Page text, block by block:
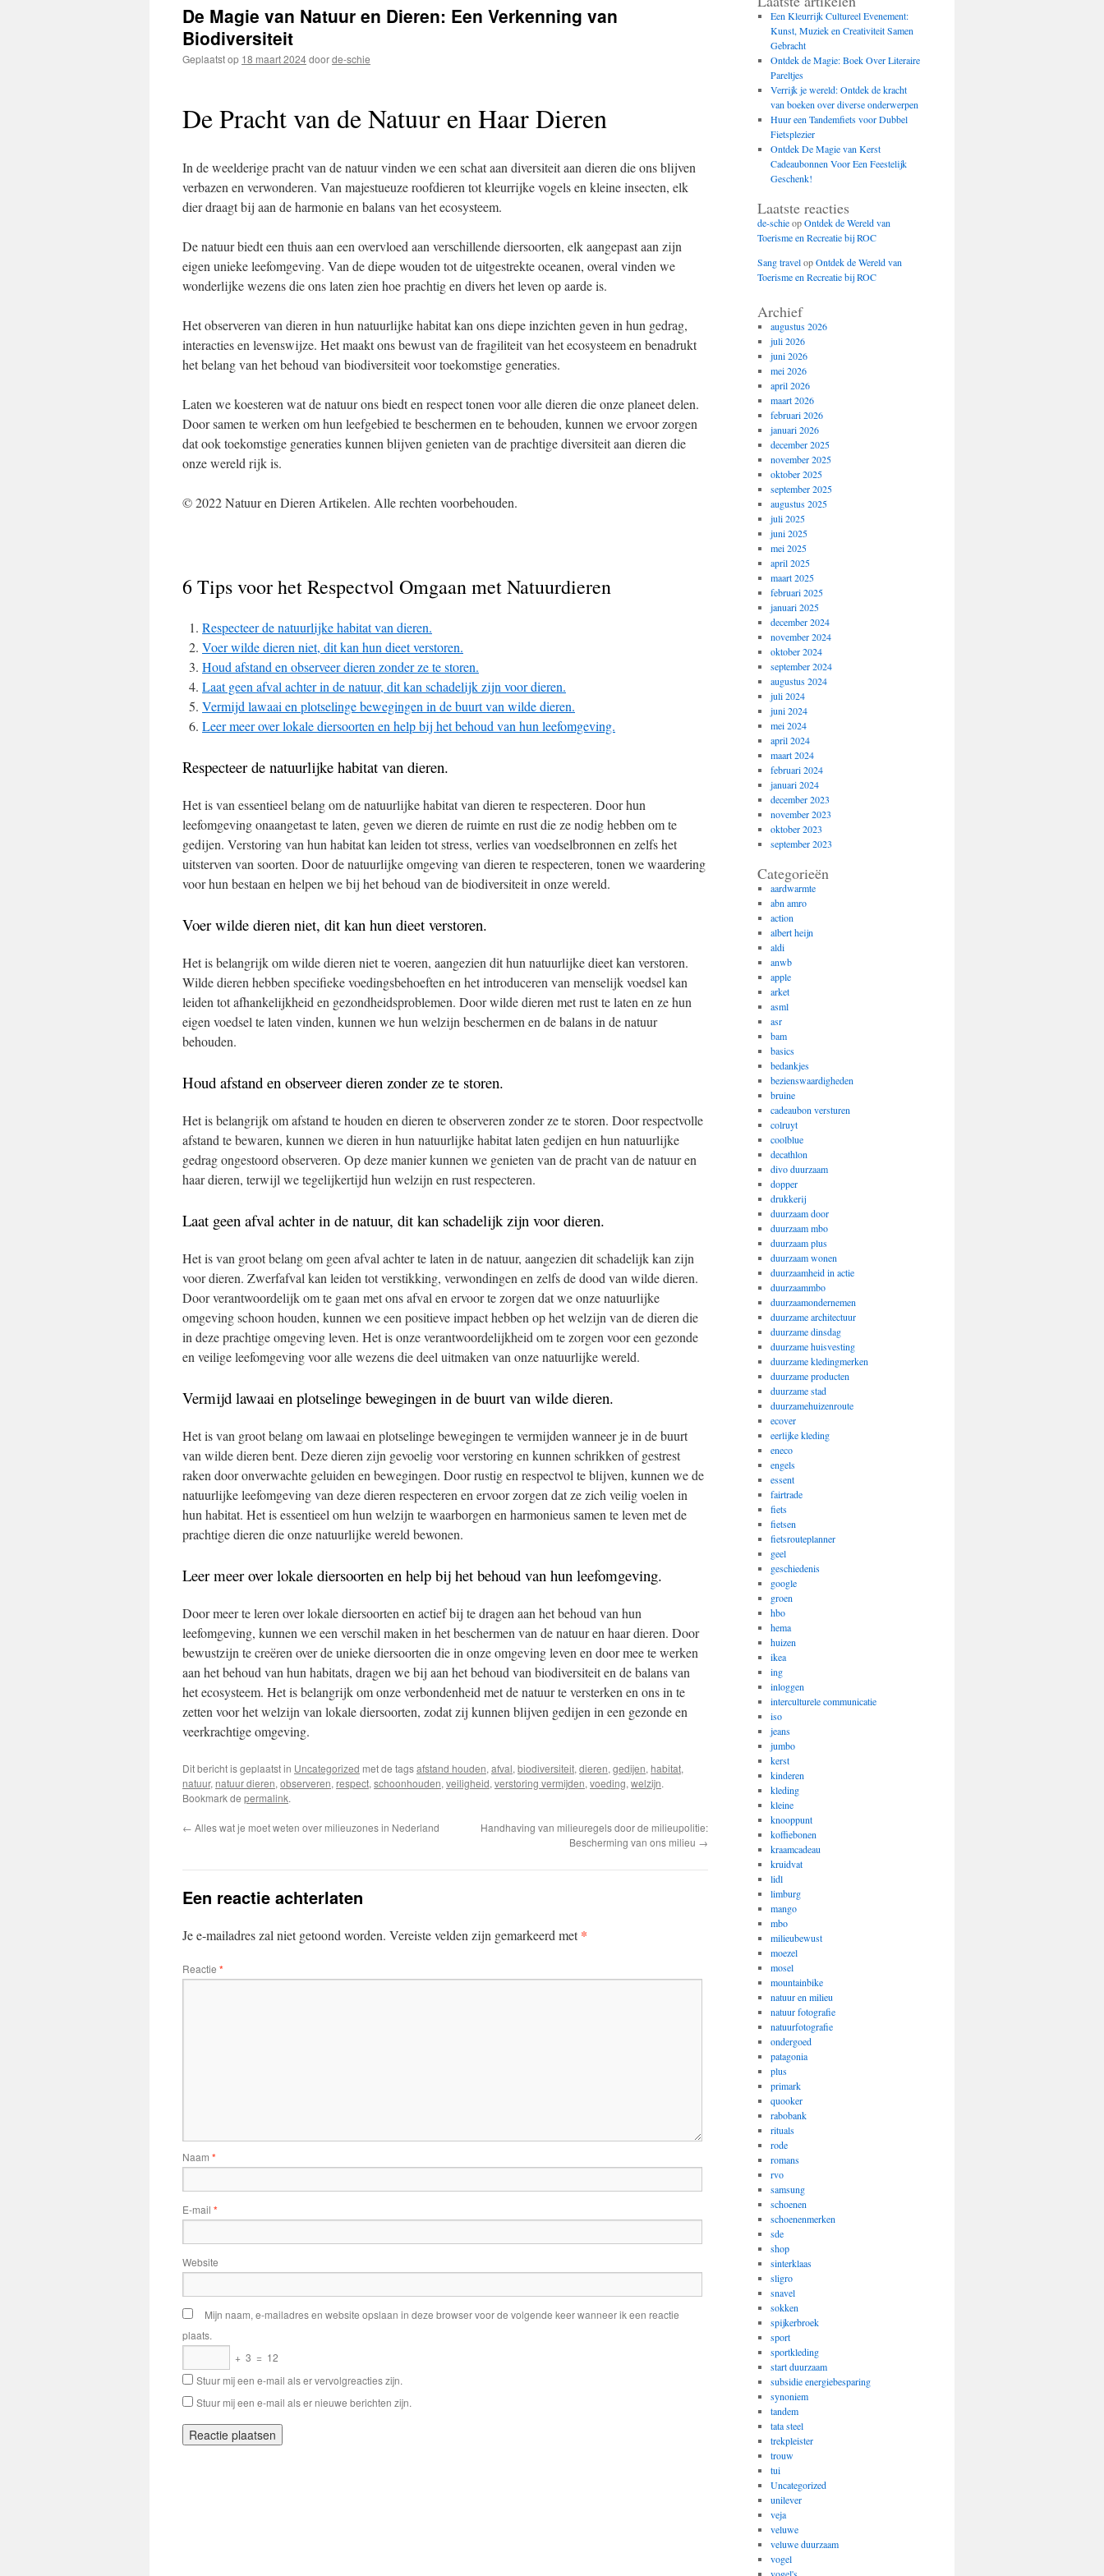
De Magie van Natuur en Dieren: Een Verkenning van
Biodiversiteit
Geplaatst op 18 maart 2024doorde-schie
De Pracht van de Natuur en Haar Dieren
In de weelderige pracht van de natuur vinden we een schat aan diversiteit aan dieren die ons blijven
verbazen en verwonderen. Van majestueuze roofdieren tot kleurrijke vogels en kleine insecten, elk
dier draagt bij aan de harmonie en balans van het ecosysteem.
De natuur biedt een thuis aan een overvloed aan verschillende diersoorten, elk aangepast aan zijn
eigen unieke leefomgeving. Van de diepe wouden tot de uitgestrekte oceanen, overal vinden we
wonderlijke wezens die ons laten zien hoe prachtig en divers het leven op aarde is.
Het observeren van dieren in hun natuurlijke habitat kan ons diepe inzichten geven in hun gedrag,
interacties en levenswijze. Het maakt ons bewust van de fragiliteit van het ecosysteem en benadrukt
het belang van het behoud van biodiversiteit voor toekomstige generaties.
Laten we koesteren wat de natuur ons biedt en respect tonen voor alle dieren die onze planeet delen.
Door samen te werken om hun leefgebied te beschermen en te behouden, kunnen we ervoor zorgen
dat ook toekomstige generaties kunnen blijven genieten van de prachtige diversiteit aan dieren die
onze wereld rijk is.
© 2022 Natuur en Dieren Artikelen. Alle rechten voorbehouden.
6 Tips voor het Respectvol Omgaan met Natuurdieren
Respecteer de natuurlijke habitat van dieren.
Voer wilde dieren niet, dit kan hun dieet verstoren.
Houd afstand en observeer dieren zonder ze te storen.
Laat geen afval achter in de natuur, dit kan schadelijk zijn voor dieren.
Vermijd lawaai en plotselinge bewegingen in de buurt van wilde dieren.
Leer meer over lokale diersoorten en help bij het behoud van hun leefomgeving.
Respecteer de natuurlijke habitat van dieren.
Het is van essentieel belang om de natuurlijke habitat van dieren te respecteren. Door hun
leefomgeving onaangetast te laten, geven we dieren de ruimte en rust die ze nodig hebben om te
gedijen. Verstoring van hun habitat kan leiden tot stress, verlies van voedselbronnen en zelfs het
uitsterven van soorten. Door de natuurlijke omgeving van dieren te respecteren, tonen we waardering
voor hun bestaan en helpen we bij het behoud van de biodiversiteit in onze wereld.
Voer wilde dieren niet, dit kan hun dieet verstoren.
Het is belangrijk om wilde dieren niet te voeren, aangezien dit hun natuurlijke dieet kan verstoren.
Wilde dieren hebben specifieke voedingsbehoeften en het introduceren van menselijk voedsel kan
leiden tot afhankelijkheid en gezondheidsproblemen. Door wilde dieren met rust te laten en ze hun
eigen voedsel te laten vinden, kunnen we hun welzijn beschermen en de balans in de natuur
behouden.
Houd afstand en observeer dieren zonder ze te storen.
Het is belangrijk om afstand te houden en dieren te observeren zonder ze te storen. Door respectvolle
afstand te bewaren, kunnen we dieren in hun natuurlijke habitat laten gedijen en hun natuurlijke
gedrag ongestoord observeren. Op deze manier kunnen we genieten van de pracht van de natuur en
haar dieren, terwijl we tegelijkertijd hun welzijn en rust respecteren.
Laat geen afval achter in de natuur, dit kan schadelijk zijn voor dieren.
Het is van groot belang om geen afval achter te laten in de natuur, aangezien dit schadelijk kan zijn
voor dieren. Zwerfafval kan leiden tot verstikking, verwondingen en zelfs de dood van wilde dieren.
Door verantwoordelijk om te gaan met ons afval en ervoor te zorgen dat we onze natuurlijke
omgeving schoon houden, kunnen we een positieve impact hebben op het welzijn van de dieren die
in deze prachtige omgeving leven. Het is onze verantwoordelijkheid om te zorgen voor een gezonde
en veilige leefomgeving voor alle wezens die deel uitmaken van onze natuurlijke wereld.
Vermijd lawaai en plotselinge bewegingen in de buurt van wilde dieren.
Het is van groot belang om lawaai en plotselinge bewegingen te vermijden wanneer je in de buurt
van wilde dieren bent. Deze dieren zijn gevoelig voor verstoring en kunnen schrikken of gestrest
raken door onverwachte geluiden en bewegingen. Door rustig en respectvol te blijven, kunnen we de
natuurlijke leefomgeving van deze dieren respecteren en ervoor zorgen dat ze zich veilig voelen in
hun habitat. Het is essentieel om hun welzijn te waarborgen en harmonieus samen te leven met de
prachtige dieren die onze natuurlijke wereld bewonen.
Leer meer over lokale diersoorten en help bij het behoud van hun leefomgeving.
Door meer te leren over lokale diersoorten en actief bij te dragen aan het behoud van hun
leefomgeving, kunnen we een verschil maken in het beschermen van de natuur en haar dieren. Door
bewustzijn te creëren over de unieke diersoorten die in onze omgeving leven en door mee te werken
aan het behoud van hun habitats, dragen we bij aan het behoud van biodiversiteit en de balans van
het ecosysteem. Het is belangrijk om onze verbondenheid met de natuur te versterken en ons in te
zetten voor het welzijn van lokale diersoorten, zodat zij kunnen blijven gedijen in een gezonde en
veerkrachtige omgeving.
Dit bericht is geplaatst in Uncategorized met de tagsafstand houden, afval, biodiversiteit, dieren, gedijen, habitat,
natuur, natuur dieren, observeren, respect, schoonhouden, veiligheid, verstoring vermijden, voeding, welzijn.
Bookmark de permalink.
← Alles wat je moet weten over milieuzones in Nederland
Handhaving van milieuregels door de milieupolitie:
Bescherming van ons milieu →
Een reactie achterlaten
Je e-mailadres zal niet getoond worden. Vereiste velden zijn gemarkeerd met*
Reactie *
Naam *
E-mail *
Website
Mijn naam, e-mailadres en website opslaan in deze browser voor de volgende keer wanneer ik een reactie
plaats.
+ 3 = 12
Stuur mij een e-mail als er vervolgreacties zijn.
Stuur mij een e-mail als er nieuwe berichten zijn.
Een Kleurrijk Cultureel Evenement:
Kunst, Muziek en Creativiteit Samen
Gebracht
Ontdek de Magie: Boek Over Literaire
Pareltjes
Verrijk je wereld: Ontdek de kracht
van boeken over diverse onderwerpen
Huur een Tandemfiets voor Dubbel
Fietsplezier
Ontdek De Magie van Kerst
Cadeaubonnen Voor Een Feestelijk
Geschenk!
Laatste reacties
de-schieopOntdek de Wereld van
Toerisme en Recreatie bij ROC
Sang travelopOntdek de Wereld van
Toerisme en Recreatie bij ROC
Archief
augustus 2026
juli 2026
juni 2026
mei 2026
april 2026
maart 2026
februari 2026
januari 2026
december 2025
november 2025
oktober 2025
september 2025
augustus 2025
juli 2025
juni 2025
mei 2025
april 2025
maart 2025
februari 2025
januari 2025
december 2024
november 2024
oktober 2024
september 2024
augustus 2024
juli 2024
juni 2024
mei 2024
april 2024
maart 2024
februari 2024
januari 2024
december 2023
november 2023
oktober 2023
september 2023
Categorieën
aardwarmte
abn amro
action
albert heijn
aldi
anwb
apple
arket
asml
asr
bam
basics
bedankjes
bezienswaardigheden
bruine
cadeaubon versturen
colruyt
coolblue
decathlon
divo duurzaam
dopper
drukkerij
duurzaam door
duurzaam mbo
duurzaam plus
duurzaam wonen
duurzaamheid in actie
duurzaammbo
duurzaamondernemen
duurzame architectuur
duurzame dinsdag
duurzame huisvesting
duurzame kledingmerken
duurzame producten
duurzame stad
duurzamehuizenroute
ecover
eerlijke kleding
eneco
engels
essent
fairtrade
fiets
fietsen
fietsrouteplanner
geel
geschiedenis
google
groen
hbo
hema
huizen
ikea
ing
inloggen
interculturele communicatie
iso
jeans
jumbo
kerst
kinderen
kleding
kleine
knooppunt
koffiebonen
kraamcadeau
kruidvat
lidl
limburg
mango
mbo
milieubewust
moezel
mosel
mountainbike
natuur en milieu
natuur fotografie
natuurfotografie
ondergoed
patagonia
plus
primark
quooker
rabobank
rituals
rode
romans
rvo
samsung
schoenen
schoenenmerken
sde
shop
sinterklaas
sligro
snavel
sokken
spijkerbroek
sport
sportkleding
start duurzaam
subsidie energiebesparing
synoniem
tandem
tata steel
trekpleister
trouw
tui
Uncategorized
unilever
veja
veluwe
veluwe duurzaam
vogel